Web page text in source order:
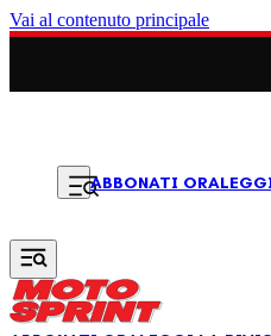
Vai al contenuto principale
ABBONATI ORA